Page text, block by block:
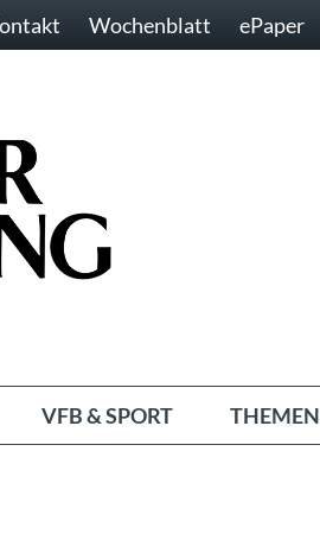
Wochenblatt ePaper
VFB & SPORT THEMEN